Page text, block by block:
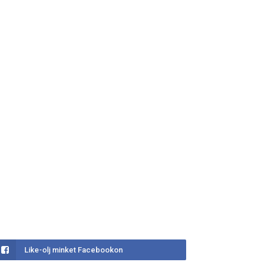
Like-olj minket Facebookon